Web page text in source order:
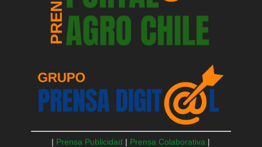
| Prensa Publicidad | Prensa Colaborativa |